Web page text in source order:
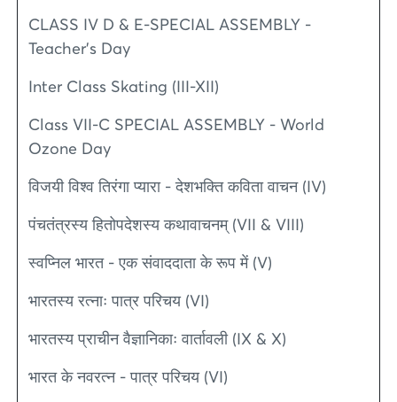
CLASS IV D & E-SPECIAL ASSEMBLY -
Teacher’s Day
Inter Class Skating (III-XII)
Class VII-C SPECIAL ASSEMBLY - World
Ozone Day
विजयी विश्व तिरंगा प्यारा - देशभक्ति कविता वाचन (IV)
पंचतंत्रस्य हितोपदेशस्य कथावाचनम् (VII & VIII)
स्वप्निल भारत - एक संवाददाता के रूप में (V)
भारतस्य रत्नाः पात्र परिचय (VI)
भारतस्य प्राचीन वैज्ञानिकाः वार्तावली (IX & X)
भारत के नवरत्न - पात्र परिचय (VI)